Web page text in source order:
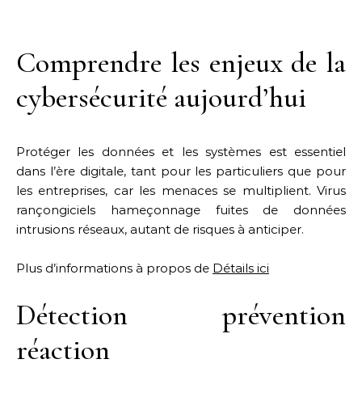
Comprendre les enjeux de la
cybersécurité aujourd’hui
Protéger les données et les systèmes est essentiel
dans l’ère digitale, tant pour les particuliers que pour
les entreprises, car les menaces se multiplient. Virus
rançongiciels hameçonnage fuites de données
intrusions réseaux, autant de risques à anticiper.
Plus d’informations à propos de Détails ici
Détection prévention
réaction